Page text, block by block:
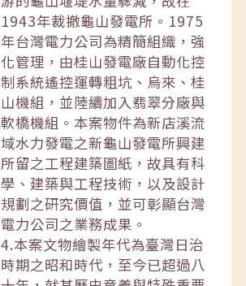
1943年裁撤龜山發電所。1975
年台灣電力公司為精簡組織，強
化管理，由桂山發電廠自動化控
制系統遙控運轉粗坑、烏來、桂
山機組，並陸續加入翡翠分廠與
軟橋機組。本案物件為新店溪流
域水力發電之新龜山發電所興建
所留之工程建築圖紙，故具有科
學、建築與工程技術，以及設計
規劃之研究價值，並可彰顯台灣
電力公司之業務成果。
4.本案文物繪製年代為臺灣日治
時期之昭和時代，至今已超過八